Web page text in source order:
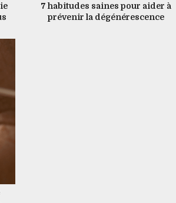
7 habitudes saines pour aider à
prévenir la dégénérescence